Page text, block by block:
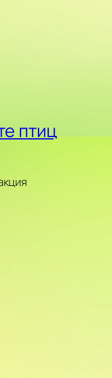
птиц